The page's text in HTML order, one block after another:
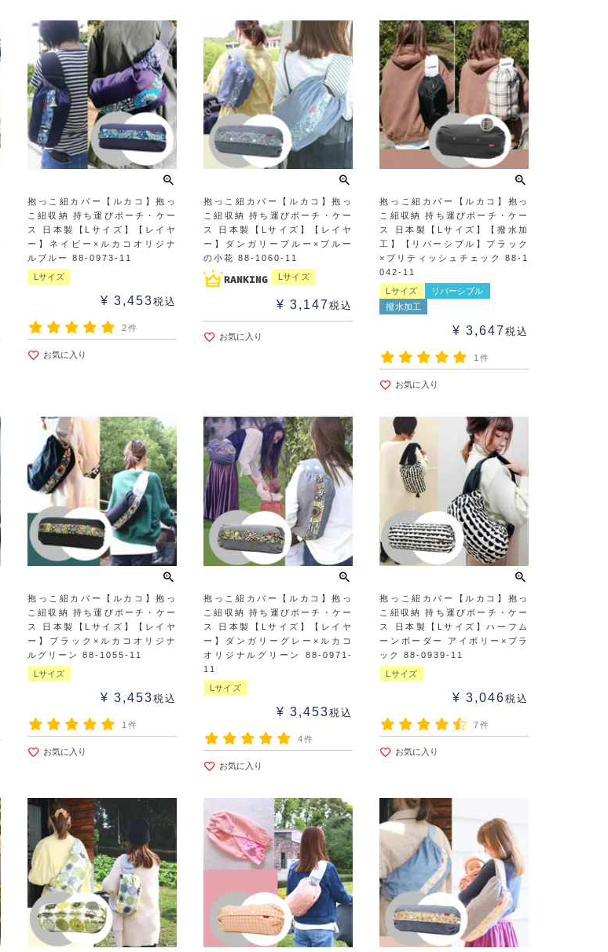
抱っこ紐カバー【ルカコ】抱っ
こ紐収納 持ち運びポーチ・ケー
ス 日本製【Lサイズ】【レイヤ
ー】ネイビー×ルカコオリジナ
ルブルー 88-0973-11
Lサイズ
¥ 3,453税込
2件
お気に入り
抱っこ紐カバー【ルカコ】抱っ
こ紐収納 持ち運びポーチ・ケー
ス 日本製【Lサイズ】【レイヤ
ー】ダンガリーブルー×ブルー
の小花 88-1060-11
Lサイズ
¥ 3,147 税込
お気に入り
抱っこ紐カバー【ルカコ】抱っ
こ紐収納 持ち運びポーチ・ケー
ス 日本製【Lサイズ】【撥水加
工】【リバーシブル】ブラック
×ブリティッシュチェック 88-1
042-11
Lサイズ
リバーシブル
撥水加工
¥ 3,647税込
1件
お気に入り
抱っこ紐カバー【ルカコ】抱っ
こ紐収納 持ち運びポーチ・ケー
ス 日本製【Lサイズ】【レイヤ
ー】ブラック×ルカコオリジナ
ルグリーン 88-1055-11
Lサイズ
¥ 3,453税込
1件
お気に入り
抱っこ紐カバー【ルカコ】抱っ
こ紐収納 持ち運びポーチ・ケー
ス 日本製【Lサイズ】【レイヤ
ー】ダンガリーグレー×ルカコ
オリジナルグリーン 88-0971-
11
Lサイズ
¥ 3,453税込
4件
お気に入り
抱っこ紐カバー【ルカコ】抱っ
こ紐収納 持ち運びポーチ・ケー
ス 日本製【Lサイズ】ハーフム
ーンボーダー アイボリー×ブラ
ック 88-0939-11
Lサイズ
¥ 3,046税込
7件
お気に入り